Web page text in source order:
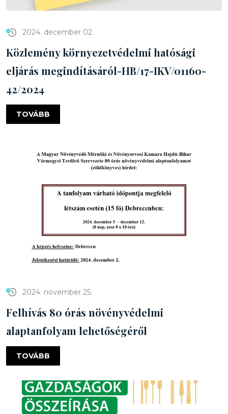
2024. december 02.
Közlemény környezetvédelmi hatósági
eljárás megindításáról-HB/17-IKV/01160-
42/2024
TOVÁBB
2024. november 25.
Felhívás 80 órás növényvédelmi
alaptanfolyam lehetőségéről
TOVÁBB